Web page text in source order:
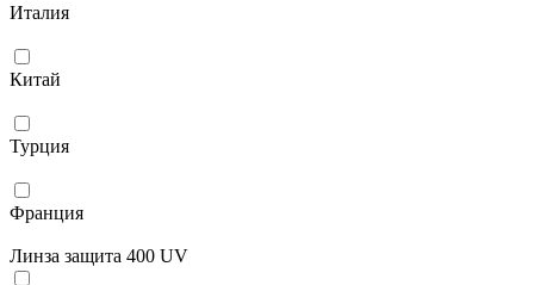
Италия
Китай
Турция
Франция
Линза защита 400 UV